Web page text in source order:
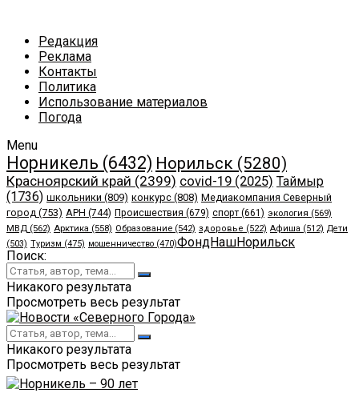
Редакция
Реклама
Контакты
Политика
Использование материалов
Погода
Menu
Норникель (6432) Норильск (5280)
Красноярский край (2399) covid-19 (2025) Таймыр
(1736) школьники (809) конкурс (808) Медиакомпания Северный
город (753) АРН (744) Происшествия (679) спорт (661) экология (569)
МВД (562) Арктика (558) Образование (542) здоровье (522) Афиша (512) Дети
(503) Туризм (475) мошенничество (470)ФондНашНорильск
Поиск:
Никакого результата
Просмотреть весь результат
Никакого результата
Просмотреть весь результат